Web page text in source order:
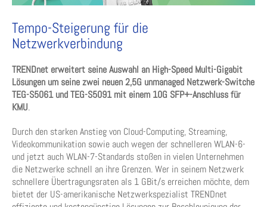
Tempo-Steigerung für die
Netzwerkverbindung
TRENDnet erweitert seine Auswahl an High-Speed Multi-Gigabit
Lösungen um seine zwei neuen 2,5G unmanaged Netzwerk-Switche
TEG-S5061 und TEG-S5091 mit einem 10G SFP+-Anschluss für
KMU.
Durch den starken Anstieg von Cloud-Computing, Streaming,
Videokommunikation sowie auch wegen der schnelleren WLAN-6-
und jetzt auch WLAN-7-Standards stoßen in vielen Unternehmen
die Netzwerke schnell an ihre Grenzen. Wer in seinem Netzwerk
schnellere Übertragungsraten als 1 GBit/s erreichen möchte, dem
bietet der US-amerikanische Netzwerkspezialist TRENDnet